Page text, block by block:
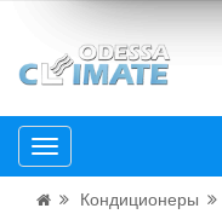
Кондиционеры